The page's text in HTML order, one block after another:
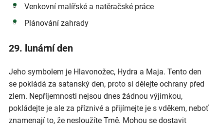
Venkovní malířské a natěračské práce
Plánování zahrady
29. lunární den
Jeho symbolem je Hlavonožec, Hydra a Maja. Tento den
se pokládá za satanský den, proto si dělejte ochrany před
zlem. Nepříjemnosti nejsou dnes žádnou výjimkou,
pokládejte je ale za příznivé a přijímejte je s vděkem, neboť
znamenají to, že nesloužíte Tmě. Mohou se dostavit